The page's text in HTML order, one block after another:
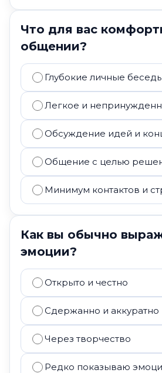
Что для вас
общении?
Глубокие личные
Легкое и
Обсуждение идей и
Общение с целью
Минимум контактов и
Как вы обычно
эмоции?
Открыто и честно
Сдержанно и аккуратно
Через творчество
Редко показываю